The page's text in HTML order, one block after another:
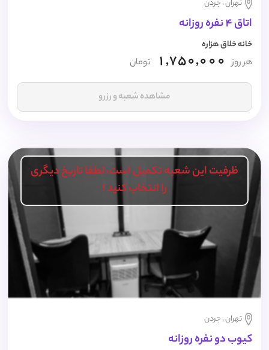
تهران ، جردن
اتاق 4 نفره روزانه
خانه خلاق هزاره
هر روز 1,750,000 تومان
مشاهده شعبه و رزرو
ظرفیت این شعبه تکمیل است، لطفا تاریخ دیگری
را انتخاب کنید !
تهران ، جردن
کیوب دو نفره روزانه